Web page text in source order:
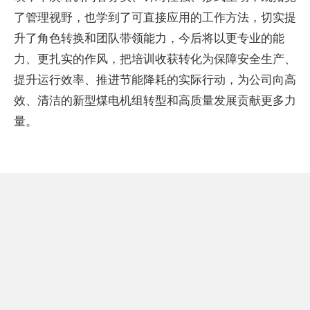
了管理视野，也学到了可直接应用的工作方法，切实提
升了角色转换和团队带领能力，今后将以更专业的能
力、更扎实的作风，把培训收获转化为保障安全生产、
提升运行效率、推进节能降耗的实际行动，为公司向高
效、清洁的新型煤电机组转型和高质量发展贡献更多力
量。